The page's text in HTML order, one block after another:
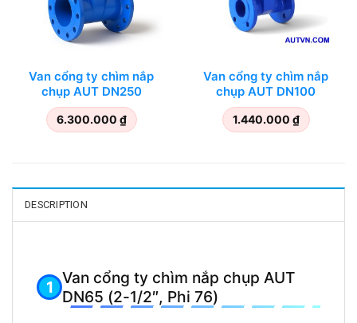
Van cổng ty chìm nắp
chụp AUT DN250
6.300.000 ₫
Van cổng ty chìm nắp
chụp AUT DN100
1.440.000 ₫
DESCRIPTION
Van cổng ty chìm nắp chụp AUT
DN65 (2-1/2″, Phi 76)